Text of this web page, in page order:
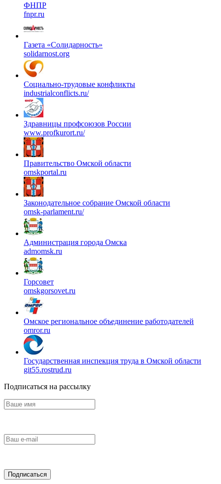
ФНПР
fnpr.ru
Газета «Солидарность»
solidarnost.org
Социально-трудовые конфликты
industrialconflicts.ru/
Здравницы профсоюзов России
www.profkurort.ru/
Правительство Омской области
omskportal.ru
Законодательное собрание Омской области
omsk-parlament.ru/
Администрация города Омска
admomsk.ru
Горсовет
omskgorsovet.ru
Омское региональное объединение работодателей
omror.ru
Государственная инспекция труда в Омской области
git55.rostrud.ru
Подписаться на рассылку